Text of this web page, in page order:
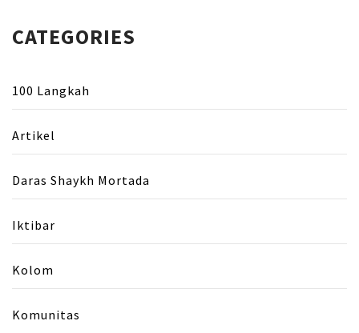
CATEGORIES
100 Langkah
Artikel
Daras Shaykh Mortada
Iktibar
Kolom
Komunitas